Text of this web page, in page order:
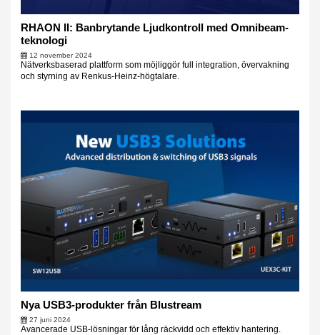
RHAON II: Banbrytande Ljudkontroll med Omnibeam-
teknologi
12 november 2024
Nätverksbaserad plattform som möjliggör full integration, övervakning
och styrning av Renkus-Heinz-högtalare.
Nya USB3-produkter från Blustream
27 juni 2024
Avancerade USB-lösningar för lång räckvidd och effektiv hantering.